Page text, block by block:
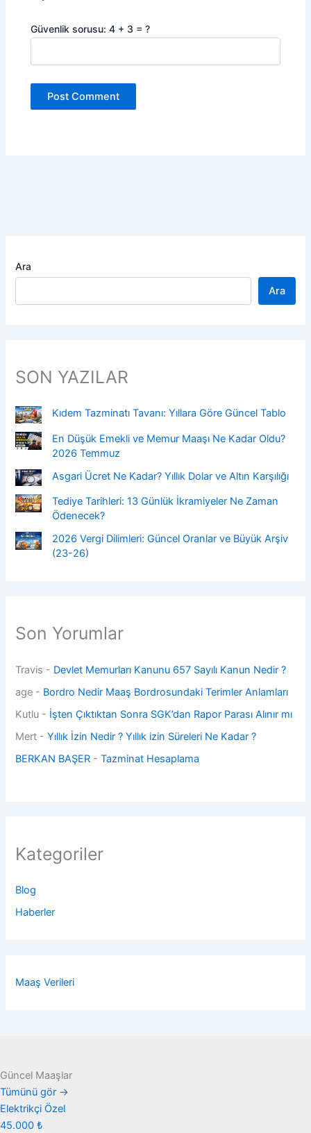
Güvenlik sorusu: 4 + 3 = ?
Ara
Ara
SON YAZILAR
Kıdem Tazminatı Tavanı: Yıllara Göre Güncel Tablo
En Düşük Emekli ve Memur Maaşı Ne Kadar Oldu?
2026 Temmuz
Asgari Ücret Ne Kadar? Yıllık Dolar ve Altın Karşılığı
Tediye Tarihleri: 13 Günlük İkramiyeler Ne Zaman
Ödenecek?
2026 Vergi Dilimleri: Güncel Oranlar ve Büyük Arşiv
(23-26)
Son Yorumlar
Travis - Devlet Memurları Kanunu 657 Sayılı Kanun Nedir ?
age - Bordro Nedir Maaş Bordrosundaki Terimler Anlamları
Kutlu - İşten Çıktıktan Sonra SGK’dan Rapor Parası Alınır mı
Mert -Yıllık İzin Nedir ? Yıllık izin Süreleri Ne Kadar ?
BERKAN BAŞER -Tazminat Hesaplama
Kategoriler
Blog
Haberler
Maaş Verileri
Güncel Maaşlar
Tümünü gör →
Elektrikçi Özel
45.000 ₺